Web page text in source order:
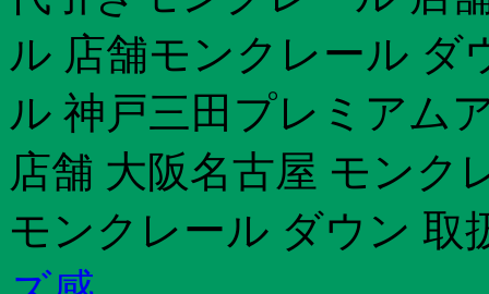
ル 店舗モンクレール ダ
ル 神戸三田プレミアム
店舗 大阪名古屋 モンク
モンクレール ダウン 取